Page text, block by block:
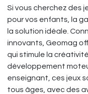
Si vous cherchez des
pour vos enfants, la
la solution idéale.
innovants, Geomag
qui stimule la
développement
enseignant, ces jeux
tous âges, avec des